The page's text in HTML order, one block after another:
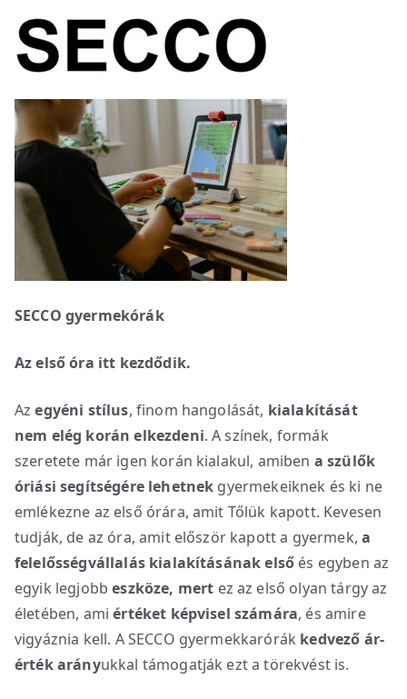
SECCO gyermekórák
Az első óra itt kezdődik.
Azegyéni stílus, finom hangolását, kialakítását
nem elég korán elkezdeni. A színek, formák
szeretete már igen korán kialakul, amiben a szülők
óriási segítségére lehetnek gyermekeiknek és ki ne
emlékezne az első órára, amit Tőlük kapott. Kevesen
tudják, de az óra, amit először kapott a gyermek,a
felelősségvállalás kialakításának első és egyben az
egyik legjobbeszköze, mert ez az első olyan tárgy az
életében, amiértéket képvisel számára, és amire
vigyáznia kell. A SECCO gyermekkarórák kedvező ár-
érték arányukkal támogatják ezt a törekvést is.